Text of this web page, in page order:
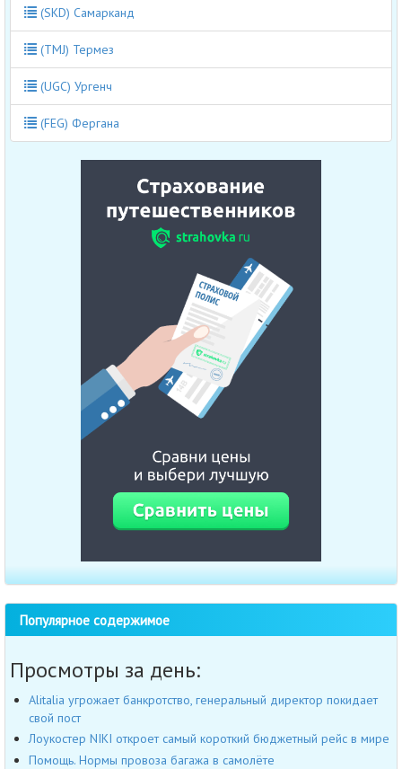
(SKD) Самарканд
(TMJ) Термез
(UGC) Ургенч
(FEG) Фергана
Популярное содержимое
Просмотры за день:
Alitalia угрожает банкротство, генеральный директор покидает
свой пост
Лоукостер NIKI откроет самый короткий бюджетный рейс в мире
Помощь. Нормы провоза багажа в самолёте